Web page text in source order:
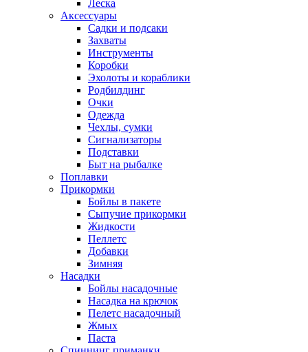
Леска
Аксессуары
Садки и подсаки
Захваты
Инструменты
Коробки
Эхолоты и кораблики
Родбилдинг
Очки
Одежда
Чехлы, сумки
Сигнализаторы
Подставки
Быт на рыбалке
Поплавки
Прикормки
Бойлы в пакете
Сыпучие прикормки
Жидкости
Пеллетс
Добавки
Зимняя
Насадки
Бойлы насадочные
Насадка на крючок
Пелетс насадочный
Жмых
Паста